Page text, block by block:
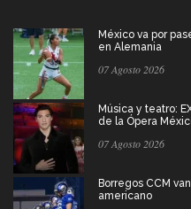
México va por
en Alemania
07 Agosto 2026
Música y teatro:
de la Ópera
07 Agosto 2026
Borregos CCM
americano